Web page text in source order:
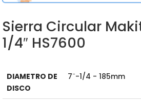
Sierra Circular
1/4″ HS7600
DIAMETRO DE
DISCO
7¨-1/4 - 185mm